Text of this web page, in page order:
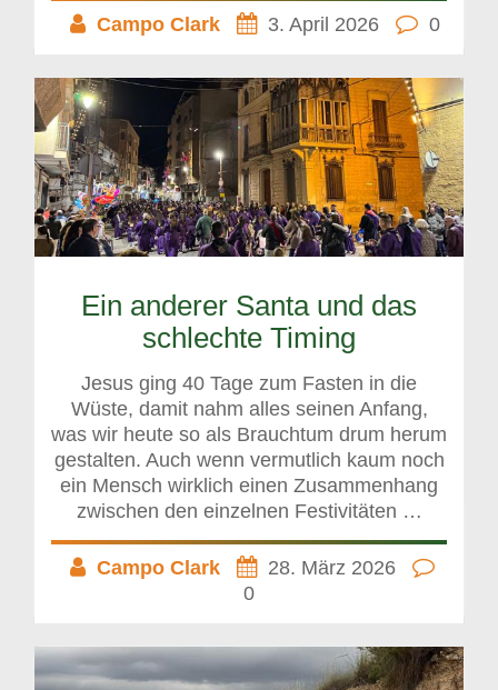
Campo Clark 3. April 2026 0
Ein anderer Santa und das
schlechte Timing
Jesus ging 40 Tage zum Fasten in die
Wüste, damit nahm alles seinen Anfang,
was wir heute so als Brauchtum drum herum
gestalten. Auch wenn vermutlich kaum noch
ein Mensch wirklich einen Zusammenhang
zwischen den einzelnen Festivitäten …
Campo Clark
28. März 2026
0